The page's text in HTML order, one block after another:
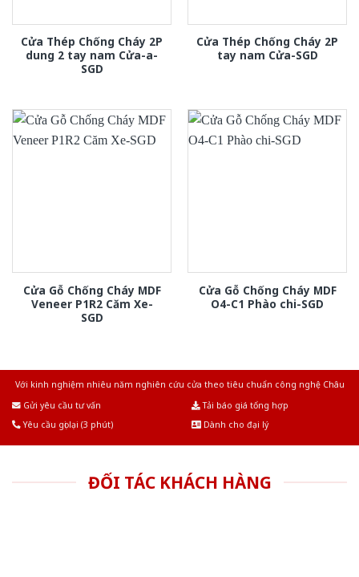
Cửa Thép Chống Cháy 2P
dung 2 tay nam Cửa-a-
SGD
Cửa Thép Chống Cháy 2P
tay nam Cửa-SGD
Cửa Gỗ Chống Cháy MDF
Veneer P1R2 Căm Xe-
SGD
Cửa Gỗ Chống Cháy MDF
O4-C1 Phào chi-SGD
Với kinh nghiệm nhiêu năm nghiên cứu cửa theo tiêu chuẩn công nghệ Châu
Gửi yêu cầu tư vấn
Tải báo giá tổng hợp
Yêu cầu gọi lại (3 phút)
Dành cho đại lý
ĐỐI TÁC KHÁCH HÀNG